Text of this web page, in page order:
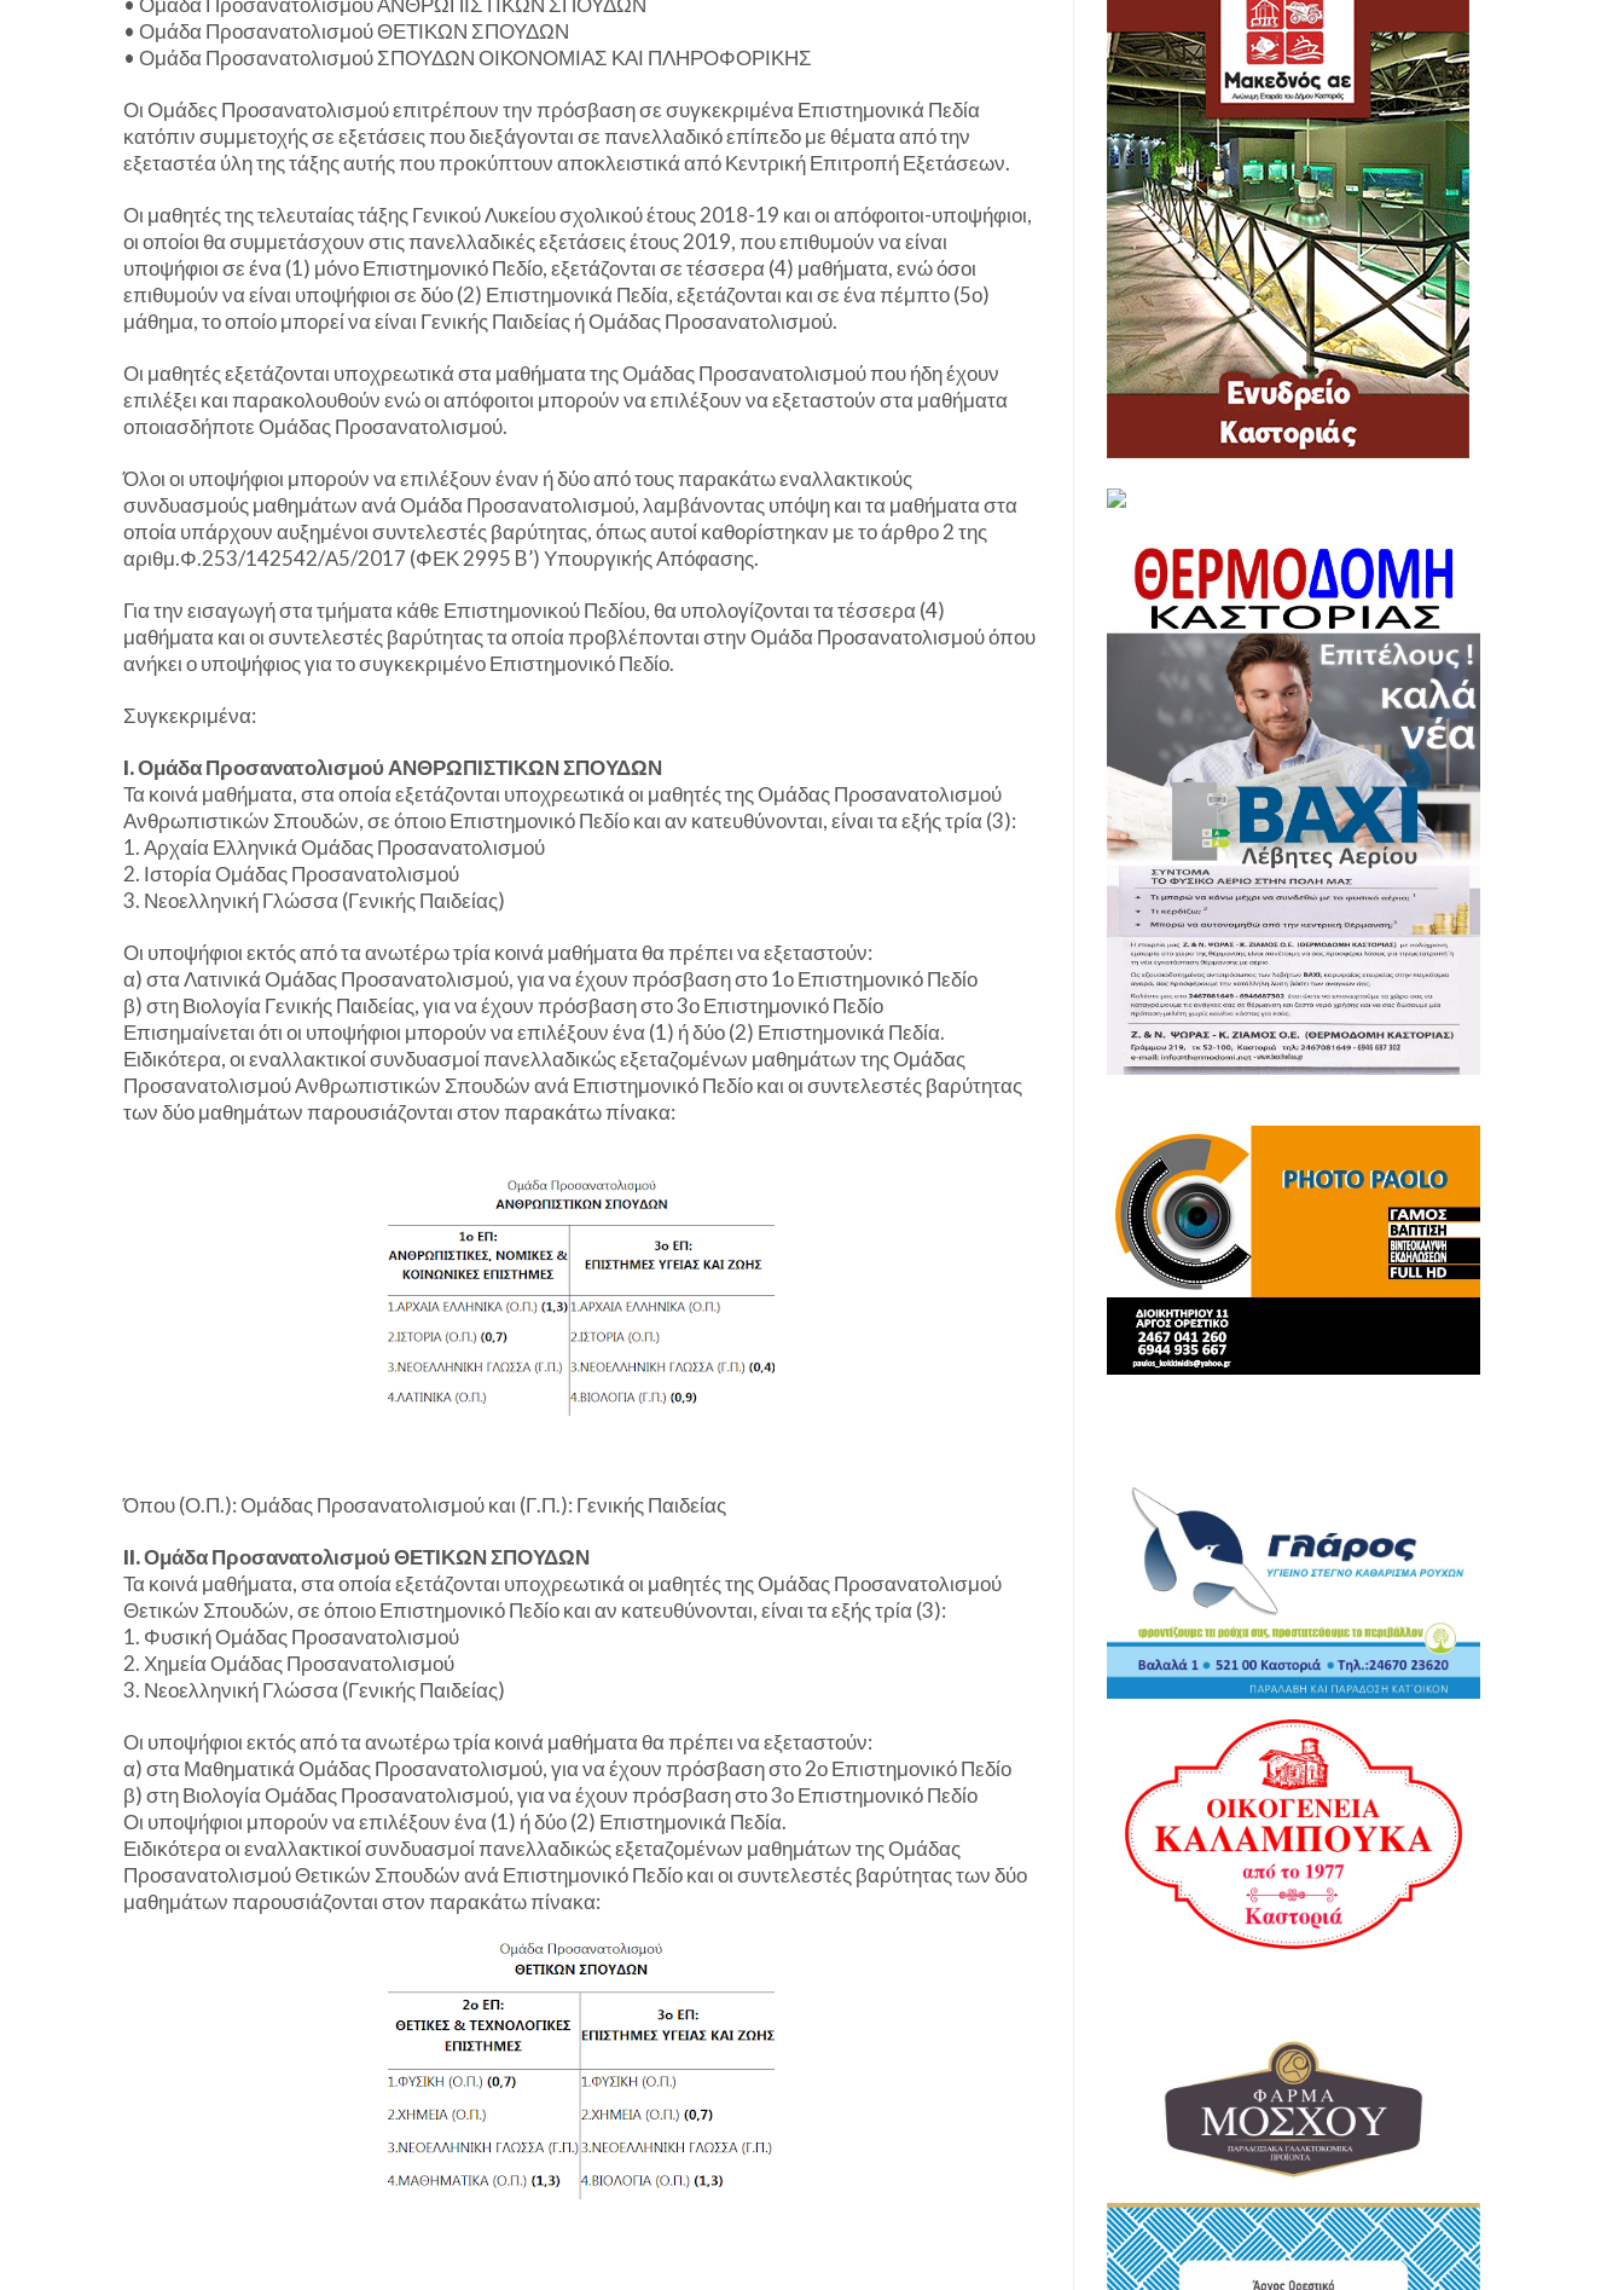
• Ομάδα Προσανατολισμού ΘΕΤΙΚΩΝ ΣΠΟΥΔΩΝ
• Ομάδα Προσανατολισμού ΣΠΟΥΔΩΝ ΟΙΚΟΝΟΜΙΑΣ ΚΑΙ ΠΛΗΡΟΦΟΡΙΚΗΣ
Οι Ομάδες Προσανατολισμού επιτρέπουν την πρόσβαση σε συγκεκριμένα Επιστημονικά Πεδία
κατόπιν συμμετοχής σε εξετάσεις που διεξάγονται σε πανελλαδικό επίπεδο με θέματα από την
εξεταστέα ύλη της τάξης αυτής που προκύπτουν αποκλειστικά από Κεντρική Επιτροπή Εξετάσεων.
Οι μαθητές της τελευταίας τάξης Γενικού Λυκείου σχολικού έτους 2018-19 και οι απόφοιτοι-υποψήφιοι,
οι οποίοι θα συμμετάσχουν στις πανελλαδικές εξετάσεις έτους 2019, που επιθυμούν να είναι
υποψήφιοι σε ένα (1) μόνο Επιστημονικό Πεδίο, εξετάζονται σε τέσσερα (4) μαθήματα, ενώ όσοι
επιθυμούν να είναι υποψήφιοι σε δύο (2) Επιστημονικά Πεδία, εξετάζονται και σε ένα πέμπτο (5ο)
μάθημα, το οποίο μπορεί να είναι Γενικής Παιδείας ή Ομάδας Προσανατολισμού.
Οι μαθητές εξετάζονται υποχρεωτικά στα μαθήματα της Ομάδας Προσανατολισμού που ήδη έχουν
επιλέξει και παρακολουθούν ενώ οι απόφοιτοι μπορούν να επιλέξουν να εξεταστούν στα μαθήματα
οποιασδήποτε Ομάδας Προσανατολισμού.
Όλοι οι υποψήφιοι μπορούν να επιλέξουν έναν ή δύο από τους παρακάτω εναλλακτικούς
συνδυασμούς μαθημάτων ανά Ομάδα Προσανατολισμού, λαμβάνοντας υπόψη και τα μαθήματα στα
οποία υπάρχουν αυξημένοι συντελεστές βαρύτητας, όπως αυτοί καθορίστηκαν με το άρθρο 2 της
αριθμ.Φ.253/142542/Α5/2017 (ΦΕΚ 2995 B’) Υπουργικής Απόφασης.
Για την εισαγωγή στα τμήματα κάθε Επιστημονικού Πεδίου, θα υπολογίζονται τα τέσσερα (4)
μαθήματα και οι συντελεστές βαρύτητας τα οποία προβλέπονται στην Ομάδα Προσανατολισμού όπου
ανήκει ο υποψήφιος για το συγκεκριμένο Επιστημονικό Πεδίο.
Συγκεκριμένα:
I. Ομάδα Προσανατολισμού ΑΝΘΡΩΠΙΣΤΙΚΩΝ ΣΠΟΥΔΩΝ
Τα κοινά μαθήματα, στα οποία εξετάζονται υποχρεωτικά οι μαθητές της Ομάδας Προσανατολισμού
Ανθρωπιστικών Σπουδών, σε όποιο Επιστημονικό Πεδίο και αν κατευθύνονται, είναι τα εξής τρία (3):
1. Αρχαία Ελληνικά Ομάδας Προσανατολισμού
2. Ιστορία Ομάδας Προσανατολισμού
3. Νεοελληνική Γλώσσα (Γενικής Παιδείας)
Οι υποψήφιοι εκτός από τα ανωτέρω τρία κοινά μαθήματα θα πρέπει να εξεταστούν:
α) στα Λατινικά Ομάδας Προσανατολισμού, για να έχουν πρόσβαση στο 1ο Επιστημονικό Πεδίο
β) στη Βιολογία Γενικής Παιδείας, για να έχουν πρόσβαση στο 3ο Επιστημονικό Πεδίο
Επισημαίνεται ότι οι υποψήφιοι μπορούν να επιλέξουν ένα (1) ή δύο (2) Επιστημονικά Πεδία.
Ειδικότερα, οι εναλλακτικοί συνδυασμοί πανελλαδικώς εξεταζομένων μαθημάτων της Ομάδας
Προσανατολισμού Ανθρωπιστικών Σπουδών ανά Επιστημονικό Πεδίο και οι συντελεστές βαρύτητας
των δύο μαθημάτων παρουσιάζονται στον παρακάτω πίνακα:
Όπου (Ο.Π.): Ομάδας Προσανατολισμού και (Γ.Π.): Γενικής Παιδείας
II. Ομάδα Προσανατολισμού ΘΕΤΙΚΩΝ ΣΠΟΥΔΩΝ
Τα κοινά μαθήματα, στα οποία εξετάζονται υποχρεωτικά οι μαθητές της Ομάδας Προσανατολισμού
Θετικών Σπουδών, σε όποιο Επιστημονικό Πεδίο και αν κατευθύνονται, είναι τα εξής τρία (3):
1. Φυσική Ομάδας Προσανατολισμού
2. Χημεία Ομάδας Προσανατολισμού
3. Νεοελληνική Γλώσσα (Γενικής Παιδείας)
Οι υποψήφιοι εκτός από τα ανωτέρω τρία κοινά μαθήματα θα πρέπει να εξεταστούν:
α) στα Μαθηματικά Ομάδας Προσανατολισμού, για να έχουν πρόσβαση στο 2ο Επιστημονικό Πεδίο
β) στη Βιολογία Ομάδας Προσανατολισμού, για να έχουν πρόσβαση στο 3ο Επιστημονικό Πεδίο
Οι υποψήφιοι μπορούν να επιλέξουν ένα (1) ή δύο (2) Επιστημονικά Πεδία.
Ειδικότερα οι εναλλακτικοί συνδυασμοί πανελλαδικώς εξεταζομένων μαθημάτων της Ομάδας
Προσανατολισμού Θετικών Σπουδών ανά Επιστημονικό Πεδίο και οι συντελεστές βαρύτητας των δύο
μαθημάτων παρουσιάζονται στον παρακάτω πίνακα: